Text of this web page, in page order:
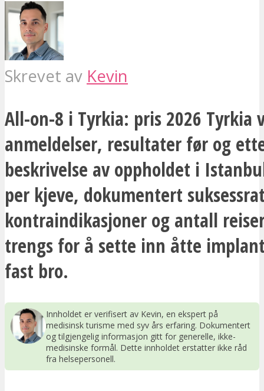
Skrevet av Kevin
All-on-8 i Tyrkia: pris 2026 Tyrkia
anmeldelser, resultater før og
beskrivelse av oppholdet i
per kjeve, dokumentert
kontraindikasjoner og antall
trengs for å sette inn åtte
fast bro.
Innholdet er verifisert av Kevin, en ekspert på
medisinsk turisme med syv års erfaring. Dokumentert
og tilgjengelig informasjon gitt for generelle, ikke-
medisinske formål. Dette innholdet erstatter ikke råd
fra helsepersonell.